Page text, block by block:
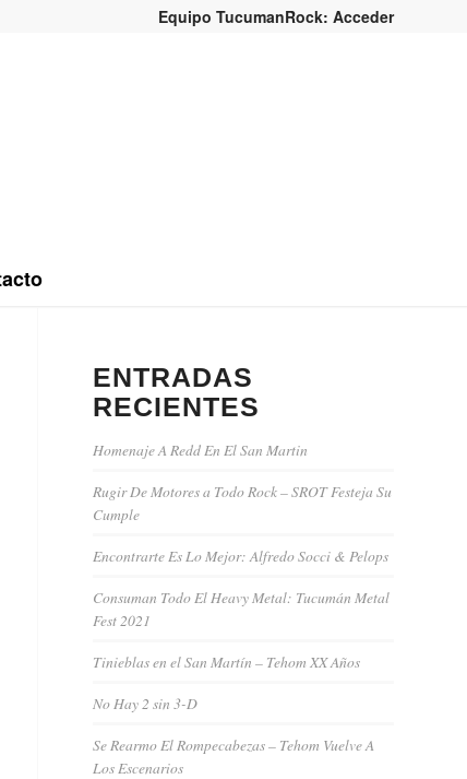
Equipo TucumanRock: Acceder
ENTRADAS
RECIENTES
Homenaje A Redd En El San Martin
Rugir De Motores a Todo Rock – SROT Festeja Su
Cumple
Encontrarte Es Lo Mejor: Alfredo Socci & Pelops
Consuman Todo El Heavy Metal: Tucumán Metal
Fest 2021
Tinieblas en el San Martín – Tehom XX Años
No Hay 2 sin 3-D
Se Rearmo El Rompecabezas – Tehom Vuelve A
Los Escenarios